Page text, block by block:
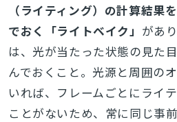
（ライティング）の計算結果を
でおく「ライトベイク」 があ
は、光が当たった状態の見た
んでおくこと。光源と周囲の
いれば、フレームごとにライ
ことがないため、常に同じ事